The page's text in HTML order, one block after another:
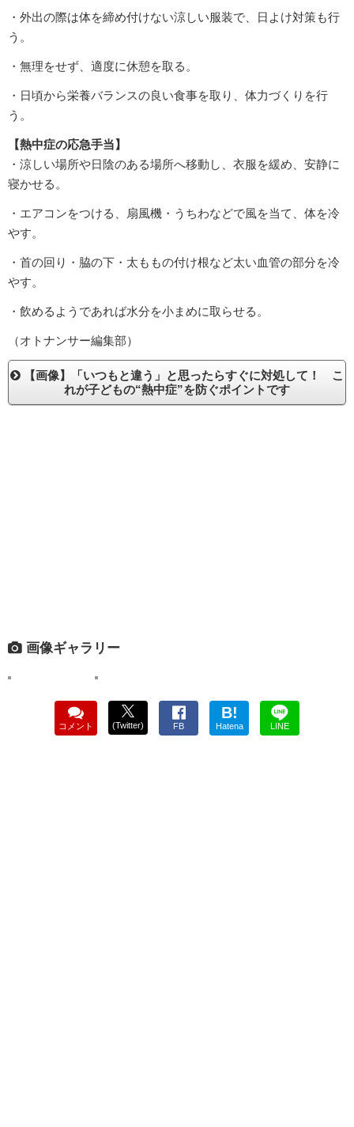
・外出の際は体を締め付けない涼しい服装で、日よけ対策も行
う。
・無理をせず、適度に休憩を取る。
・日頃から栄養バランスの良い食事を取り、体力づくりを行
う。
【熱中症の応急手当】
・涼しい場所や日陰のある場所へ移動し、衣服を緩め、安静に
寝かせる。
・エアコンをつける、扇風機・うちわなどで風を当て、体を冷
やす。
・首の回り・脇の下・太ももの付け根など太い血管の部分を冷
やす。
・飲めるようであれば水分を小まめに取らせる。
（オトナンサー編集部）
【画像】「いつもと違う」と思ったらすぐに対処して！ こ
れが子どもの“熱中症”を防ぐポイントです
画像ギャラリー
コメント (Twitter) FB
B!
Hatena LINE